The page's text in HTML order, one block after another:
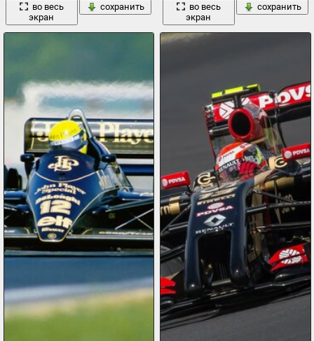
во весь
экран
сохранить
во весь
экран
сохранить